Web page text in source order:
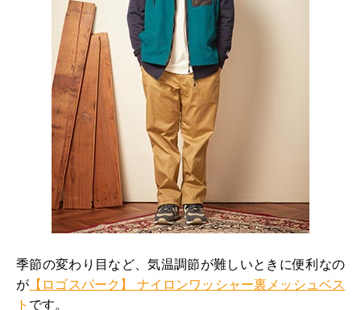
季節の変わり目など、気温調節が難しいときに便利なの
が 【ロゴスパーク】 ナイロンワッシャー裏メッシュベス
ト です。